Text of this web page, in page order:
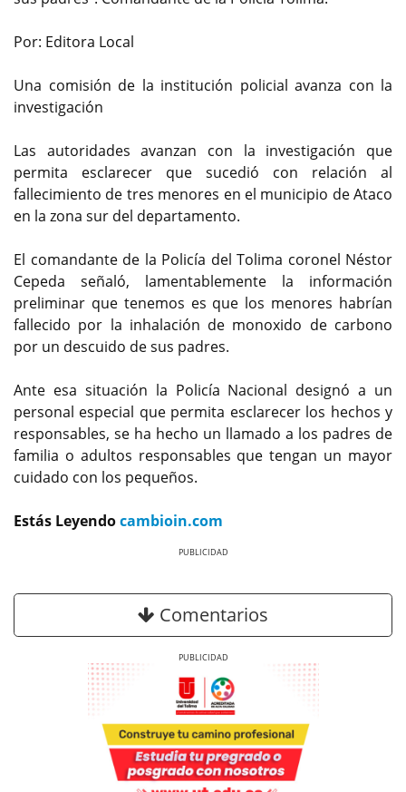
Por: Editora Local
Una comisión de la institución policial avanza con la
investigación
Las autoridades avanzan con la investigación que
permita esclarecer que sucedió con relación al
fallecimiento de tres menores en el municipio de Ataco
en la zona sur del departamento.
El comandante de la Policía del Tolima coronel Néstor
Cepeda señaló, lamentablemente la información
preliminar que tenemos es que los menores habrían
fallecido por la inhalación de monoxido de carbono
por un descuido de sus padres.
Ante esa situación la Policía Nacional designó a un
personal especial que permita esclarecer los hechos y
responsables, se ha hecho un llamado a los padres de
familia o adultos responsables que tengan un mayor
cuidado con los pequeños.
Estás Leyendocambioin.com
Comentarios